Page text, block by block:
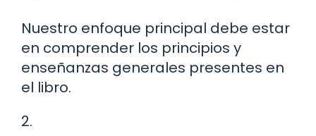
Nuestro enfoque principal debe estar
en comprender los principios y
enseñanzas generales presentes en
el libro.
2.